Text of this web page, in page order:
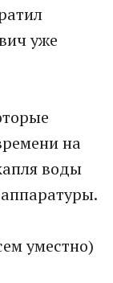
уже
на
воды
уместно)